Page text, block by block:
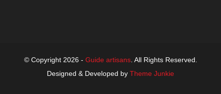
© Copyright 2026 - Guide artisans. All Rights Reserved.
Designed & Developed by Theme Junkie